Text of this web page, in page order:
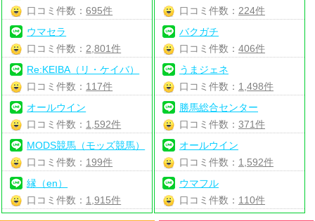
口コミ件数：695件
ウマセラ
口コミ件数： 2,801件
Re:KEIBA（リ・ケイバ）
口コミ件数： 117件
オールウイン
口コミ件数： 1,592件
MODS競馬（モッズ競馬）
口コミ件数： 199件
縁（en）
口コミ件数： 1,915件
口コミ件数： 224件
バクガチ
口コミ件数： 406件
うまジェネ
口コミ件数： 1,498件
勝馬総合センター
口コミ件数： 371件
オールウイン
口コミ件数： 1,592件
ウマフル
口コミ件数： 110件